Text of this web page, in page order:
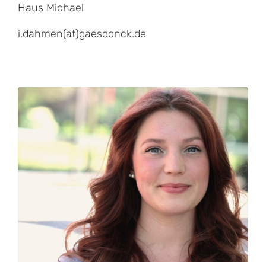
Haus Michael
i.dahmen(at)gaesdonck.de